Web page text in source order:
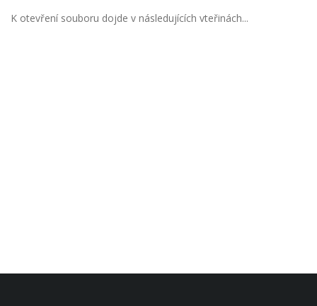
K otevření souboru dojde v následujících vteřinách...